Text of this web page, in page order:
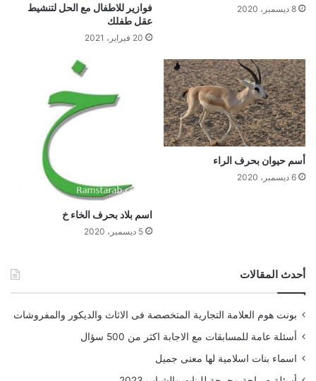
8 ديسمبر، 2020
فوازير للاطفال مع الحل لتنشيط
عقل طفلك
20 فبراير، 2021
أسم حيوان بحرف الراء
6 ديسمبر، 2020
اسم بلاد بحرف الخاء خ
5 ديسمبر، 2020
أحدث المقالات
بونت هوم العلامة التجارية المتخصصة فى الاثاث والديكور والمفروشات
أسئلة عامة للمسابقات مع الاجابة اكثر من 500 سؤال
اسماء بنات اسلامية لها معنى جميل